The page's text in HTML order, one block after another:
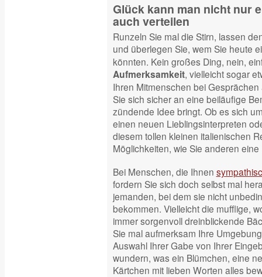
Glück kann man nicht nur
auch verteilen
Runzeln Sie mal die Stirn, lassen
und überlegen Sie, wem Sie heute
könnten. Kein großes Ding, nein,
Aufmerksamkeit, vielleicht sogar
Ihren Mitmenschen bei
Sie sich sicher an eine beiläufige
zündende Idee bringt. Ob es sich
einen neuen Lieblingsinterpreten
diesem tollen kleinen italienischen
Möglichkeiten, wie Sie anderen eine
Bei Menschen, die Ihnen
fordern Sie sich doch selbst mal
jemanden, bei dem sie nicht
bekommen. Vielleicht die mufflige,
immer sorgenvoll dreinblickende
Sie mal aufmerksam Ihre
Auswahl Ihrer Gabe von Ihrer
wundern, was ein Blümchen, eine
Kärtchen mit lieben Worten alles